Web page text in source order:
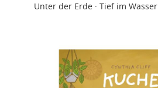
Unter der Erde · Tief im Wasser